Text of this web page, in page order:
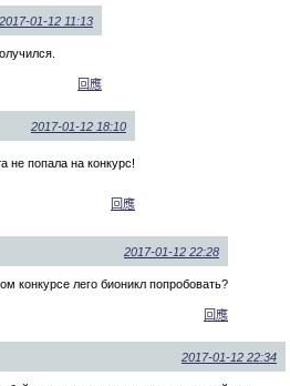
2017-01-12 11:13
回應
2017-01-12 18:10
не попала на конкурс!
回應
2017-01-12 22:28
конкурсе лего бионикл попробовать?
回應
2017-01-12 22:34